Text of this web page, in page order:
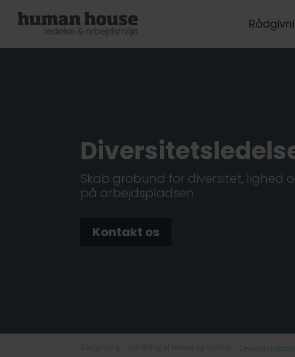
Skab grobund for diversitet, lighed
på arbejdspladsen
Kontakt os